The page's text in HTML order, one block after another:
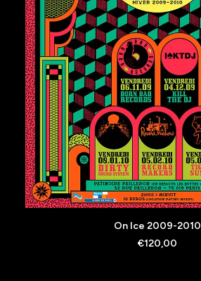
AJOUTER AU PANIER
On Ice 2009-2010
€120,00